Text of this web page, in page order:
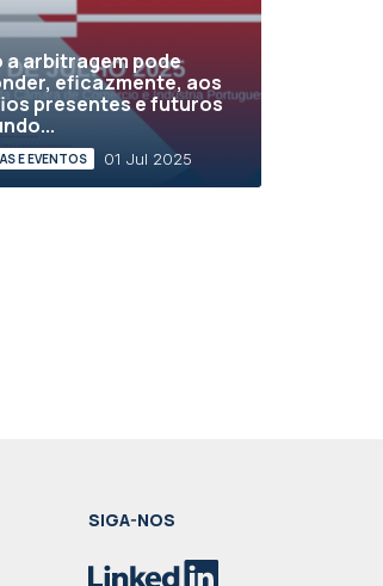
a arbitragem pode
eficazmente, aos
presentes e futuros
E EVENTOS 01 Jul 2025
SIGA-NOS